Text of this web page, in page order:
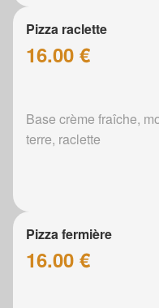
Pizza raclette
16.00 €
Base crème fraîche,
terre, raclette
Pizza fermière
16.00 €